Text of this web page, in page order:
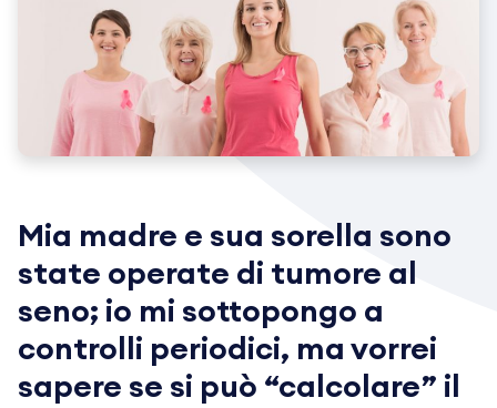
Mia madre e sua sorella sono
state operate di tumore al
seno; io mi sottopongo a
controlli periodici, ma vorrei
sapere se si può “calcolare” il